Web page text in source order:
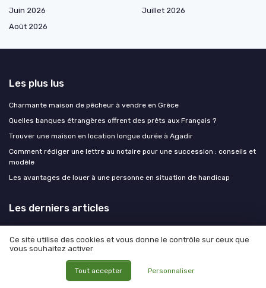
Juin 2026
Juillet 2026
Août 2026
Les plus lus
Charmante maison de pêcheur à vendre en Grèce
Quelles banques étrangères offrent des prêts aux Français ?
Trouver une maison en location longue durée à Agadir
Comment rédiger une lettre au notaire pour une succession : conseils et
modèle
Les avantages de louer à une personne en situation de handicap
Les derniers articles
propriété de caractère
Viager libre en Île de France : comprendre l’achat pas à pas
Ce site utilise des cookies et vous donne le contrôle sur ceux que
vous souhaitez activer
Tout accepter Personnaliser